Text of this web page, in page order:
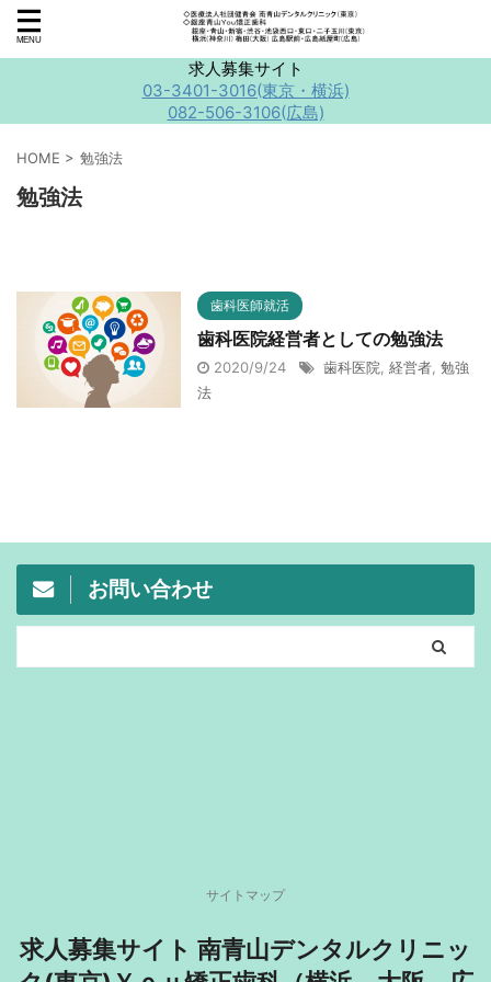
求人募集サイト
03-3401-3016(東京・横浜)
082-506-3106(広島)
HOME > 勉強法
勉強法
歯科医師就活
歯科医院経営者としての勉強法
2020/9/24 歯科医院 経営者 勉強
法
お問い合わせ
サイトマップ
求人募集サイト 南青山デンタルクリニッ